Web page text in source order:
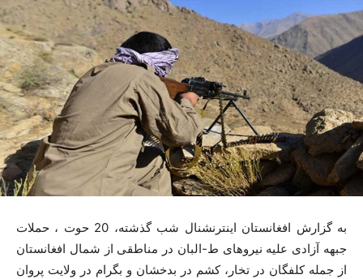
به گزارش افغانستان اینترنشنال شب گذشته، 20 حوت ، حملات
جبهه آزادی علیه نیروهای ط-البان در مناطقی از شمال افغانستان
از جمله کلفگان در تخار، کشم در بدخشان و بگرام در ولایت پروان